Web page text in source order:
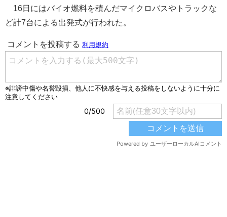
16日にはバイオ燃料を積んだマイクロバスやトラックな
ど計7台による出発式が行われた。